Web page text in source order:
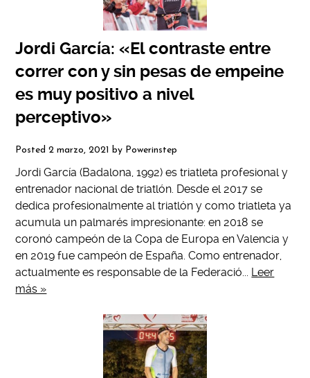
Jordi García: «El contraste entre
correr con y sin pesas de empeine
es muy positivo a nivel
perceptivo»
Posted2 marzo, 2021 by Powerinstep
Jordi García (Badalona, 1992) es triatleta profesional y
entrenador nacional de triatlón. Desde el 2017 se
dedica profesionalmente al triatlón y como triatleta ya
acumula un palmarés impresionante: en 2018 se
coronó campeón de la Copa de Europa en Valencia y
en 2019 fue campeón de España. Como entrenador,
actualmente es responsable de la Federació... Leer
más »